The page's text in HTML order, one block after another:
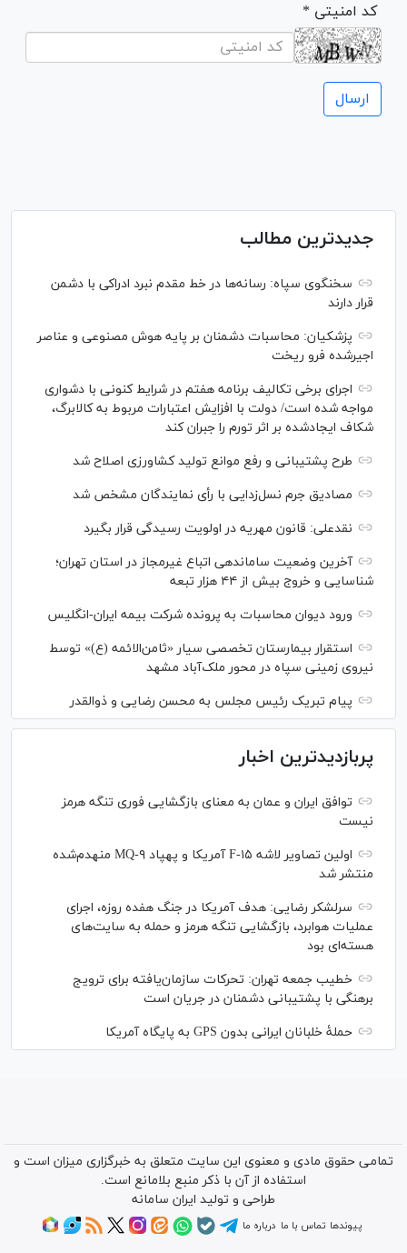
* کد امنیتی
جدیدترین مطالب
سخنگوی سپاه: رسانه‌ها در خط مقدم نبرد ادراکی با دشمن
قرار دارند
پزشکیان: محاسبات دشمنان بر پایه هوش مصنوعی و عناصر
اجیرشده فرو ریخت
اجرای برخی تکالیف برنامه هفتم در شرایط کنونی با دشواری
مواجه شده است/ دولت با افزایش اعتبارات مربوط به کالابرگ،
شکاف ایجادشده بر اثر تورم را جبران کند
طرح پشتیبانی و رفع موانع تولید کشاورزی اصلاح شد
مصادیق جرم نسل‌زدایی با رأی نمایندگان مشخص شد
نقدعلی: قانون مهریه در اولویت رسیدگی قرار بگیرد
آخرین وضعیت ساماندهی اتباع غیرمجاز در استان تهران؛
شناسایی و خروج بیش از ۴۴ هزار تبعه
ورود دیوان محاسبات به پرونده شرکت بیمه ایران-انگلیس
استقرار بیمارستان تخصصی سیار «ثامن‌الائمه (ع)» توسط
نیروی زمینی سپاه در محور ملک‌آباد مشهد
پیام تبریک رئیس مجلس به محسن رضایی و ذوالقدر
پربازدیدترین اخبار
توافق ایران و عمان به معنای بازگشایی فوری تنگه هرمز
نیست
اولین تصاویر لاشه F-۱۵ آمریکا و پهپاد MQ-۹ منهدم‌شده
منتشر شد
سرلشکر رضایی: هدف آمریکا در جنگ هفده روزه، اجرای
عملیات هوابرد، بازگشایی تنگه هرمز و حمله به سایت‌های
هسته‌ای بود
خطیب جمعه تهران: تحرکات سازمان‌یافته برای ترویج
برهنگی با پشتیبانی دشمنان در جریان است
حملۀ خلبانان ایرانی بدون GPS به پایگاه آمریکا
تمامی حقوق مادی و معنوی این سایت متعلق به خبرگزاری میزان است و
استفاده از آن با ذکر منبع بلامانع است.
طراحی و تولید ایران سامانه
پیوندها تماس با ما درباره ما